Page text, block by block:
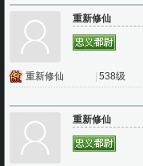
重新修仙
重新修仙 538级
重新修仙